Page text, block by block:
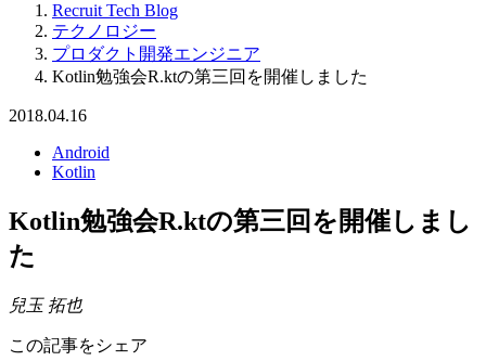
Recruit Tech Blog
テクノロジー
プロダクト開発エンジニア
Kotlin勉強会R.ktの第三回を開催しました
2018.04.16
Android
Kotlin
Kotlin勉強会R.ktの第三回を開催しまし
た
兒玉 拓也
この記事をシェア